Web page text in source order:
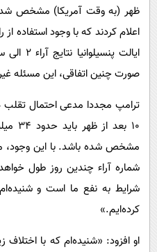
ظهر (به وقت آمریکا) مشخص شده
اعلام کردند که با وجود استفاده
ایالت
صورت چنین اتفاقی، این مسئله
ترامپ مجددا مدعی احتمال تقلب
۱۰
مشخص شده باشد. با این وجود،
شماره آراء چندین روز طول
شرایط به نفع ما است و
کرده‌ایم.»
او افزود: «شنیده‌ام که با اختلاف